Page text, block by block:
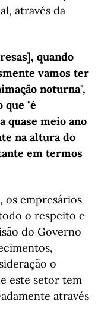
através da
quando
vamos ter
noturna",
que "é
quase meio ano
na altura do
em termos
os empresários
o respeito e
do Governo
o
este setor tem
através